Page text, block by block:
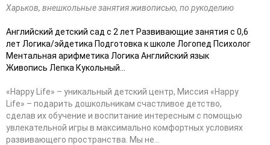
Харьков, внешкольные занятия живописью, по рукоделию
Английский детский сад с 2 лет Развивающие занятия с 0,6
лет Логика/эйдетика Подготовка к школе Логопед Психолог
Ментальная арифметика Логика Английский язык
Живопись Лепка Кукольный...
«Наppy Life» – уникальный детский центр, Миссия «Наppy
Life» – подарить дошкольникам счастливое детство,
сделав их обучение и воспитание интересным с помощью
увлекательной игры в максимально комфортных условиях
развивающего пространства. Мы не...